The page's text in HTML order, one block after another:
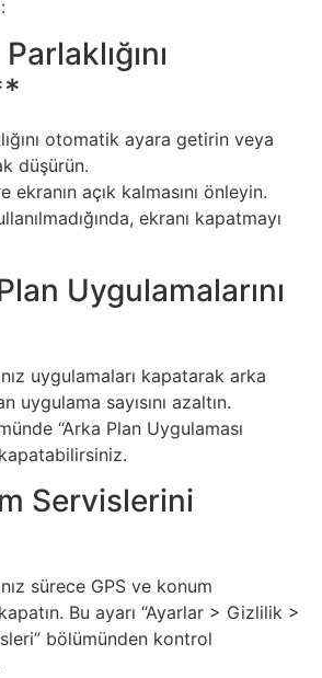
otomatik ayara getirin veya
düşürün.
ekranın açık kalmasını önleyin.
ekranı kapatmayı
Uygulamalarını
uygulamaları kapatarak arka
uygulama sayısını azaltın.
“Arka Plan Uygulaması
Servislerini
sürece GPS ve konum
Bu ayarı “Ayarlar > Gizlilik >
bölümünden kontrol